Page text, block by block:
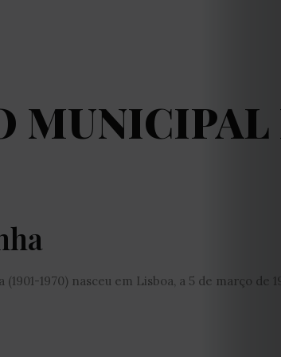
1970) nasceu em Lisboa, a 5 de março de